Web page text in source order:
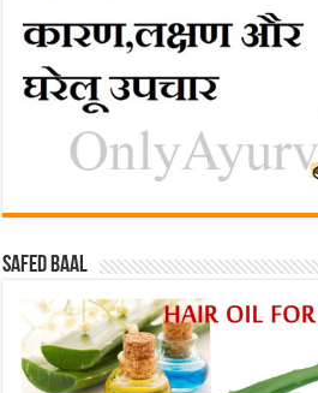
Safed baal